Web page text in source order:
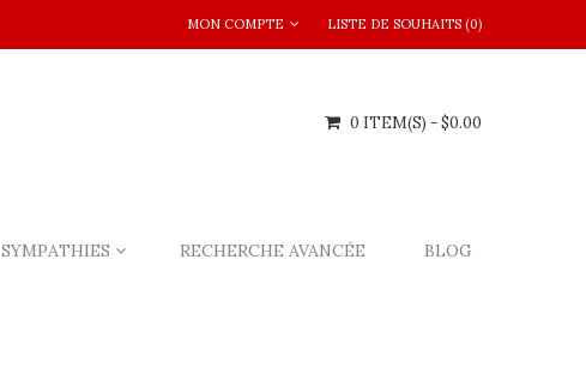
MON COMPTE LISTE DE SOUHAITS (0)
0 ITEM(S) - $0.00
SYMPATHIES RECHERCHE AVANCÉE BLOG